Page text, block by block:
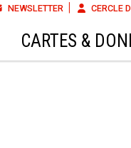
NEWSLETTER CERCLE
CARTES &